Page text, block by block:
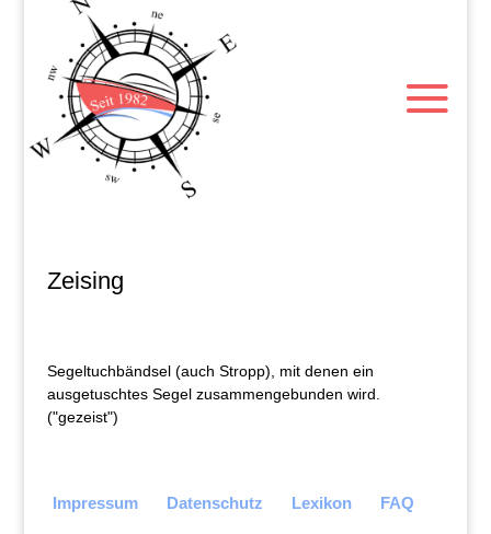
Zeising
Segeltuchbändsel (auch Stropp), mit denen ein
ausgetuschtes Segel zusammengebunden wird.
("gezeist")
Impressum Datenschutz Lexikon FAQ